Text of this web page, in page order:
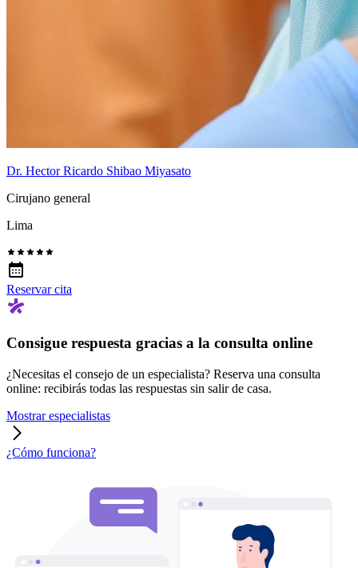
Dr. Hector Ricardo Shibao Miyasato
Cirujano general
Lima
Reservar cita
Consigue respuesta gracias a la consulta online
¿Necesitas el consejo de un especialista? Reserva una consulta
online: recibirás todas las respuestas sin salir de casa.
Mostrar especialistas
¿Cómo funciona?